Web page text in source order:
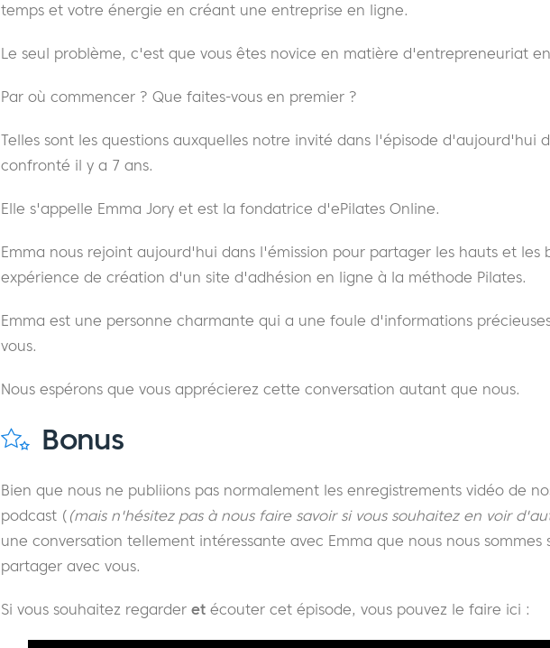
temps et votre énergie en créant une entreprise en ligne.
Le seul problème, c'est que vous êtes novice en matière d'entrepreneuriat
Par où commencer ? Que faites-vous en premier ?
Telles sont les questions auxquelles notre invité dans l'épisode d'aujourd'hui
confronté il y a 7 ans.
Elle s'appelle Emma Jory et est la fondatrice d'ePilates Online.
Emma nous rejoint aujourd'hui dans l'émission pour partager les hauts et les
expérience de création d'un site d'adhésion en ligne à la méthode Pilates.
Emma est une personne charmante qui a une foule d'informations
vous.
Nous espérons que vous apprécierez cette conversation autant que nous.
Bonus
Bien que nous ne publiions pas normalement les enregistrements vidéo de
podcast ( (mais n'hésitez pas à nous faire savoir si vous souhaitez en voir
une conversation tellement intéressante avec Emma que nous nous sommes
partager avec vous.
Si vous souhaitez regarder et écouter cet épisode, vous pouvez le faire ici :